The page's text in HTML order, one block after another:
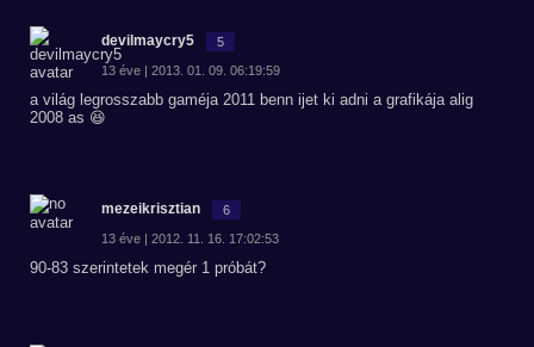
devilmaycry5 5
13 éve | 2013. 01. 09. 06:19:59
a világ legrosszabb gaméja 2011 benn ijet ki adni a grafikája alig
2008 as 😆
mezeikrisztian 6
13 éve | 2012. 11. 16. 17:02:53
90-83 szerintetek megér 1 próbát?